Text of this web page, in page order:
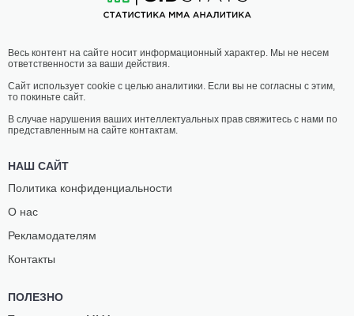
ХОЛЦМАН
14-6- 0
21:30 МСК
ЛЕГКИЙ ВЕС 70.3 КГ
ГАМРОТ
Весь контент на сайте носит информационный характер. Мы не несем
ответственности за ваши действия.
Сайт использует cookie с целью аналитики. Если вы не согласны с этим,
то покиньте сайт.
В случае нарушения ваших интеллектуальных прав свяжитесь с нами по
представленным на сайте контактам.
НАШ САЙТ
Политика конфиденциальности
О нас
Рекламодателям
Контакты
ПОЛЕЗНО